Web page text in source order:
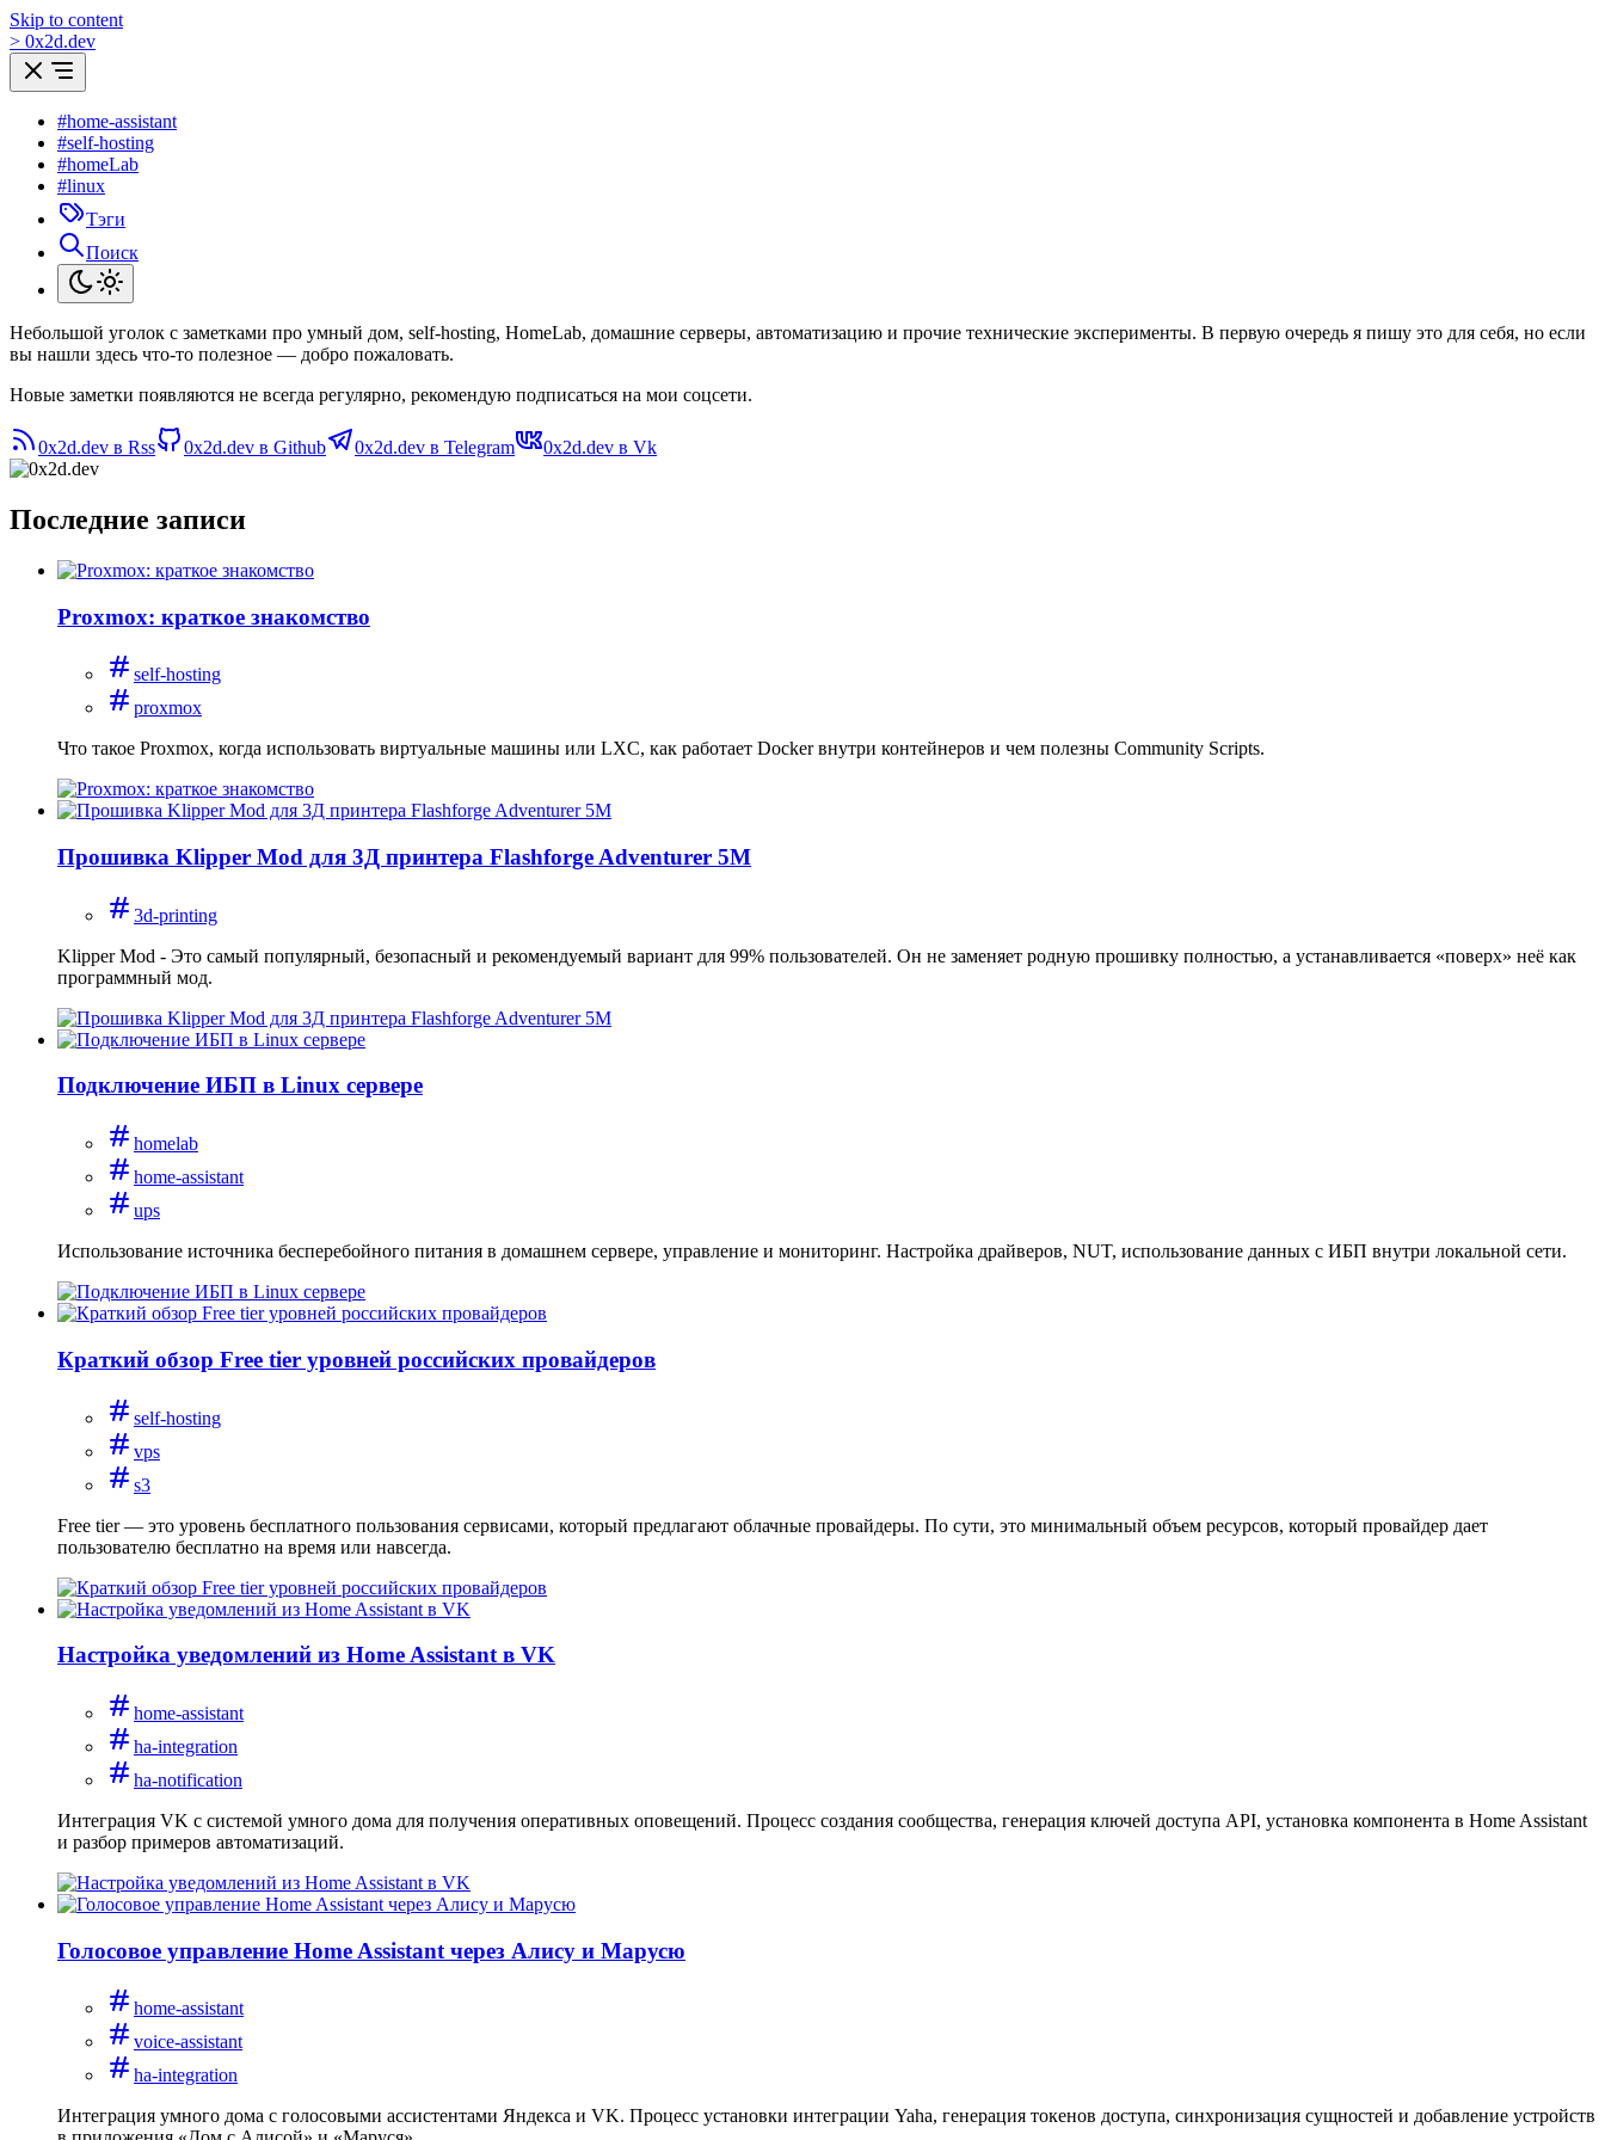
Skip to content
> 0x2d.dev
#home-assistant
#self-hosting
#homeLab
#linux
Тэги
Поиск
Небольшой уголок с заметками про умный дом, self-hosting, HomeLab, домашние серверы, автоматизацию и прочие технические эксперименты. В первую очередь я пишу это для себя, но если
вы нашли здесь что-то полезное — добро пожаловать.
Новые заметки появляются не всегда регулярно, рекомендую подписаться на мои соцсети.
0x2d.dev в Rss 0x2d.dev в Github 0x2d.dev в Telegram 0x2d.dev в Vk
Последние записи
Proxmox: краткое знакомство
self-hosting
proxmox
Что такое Proxmox, когда использовать виртуальные машины или LXC, как работает Docker внутри контейнеров и чем полезны Community Scripts.
Прошивка Klipper Mod для 3Д принтера Flashforge Adventurer 5M
3d-printing
Klipper Mod - Это самый популярный, безопасный и рекомендуемый вариант для 99% пользователей. Он не заменяет родную прошивку полностью, а устанавливается «поверх» неё как
программный мод.
Подключение ИБП в Linux сервере
homelab
home-assistant
ups
Использование источника бесперебойного питания в домашнем сервере, управление и мониторинг. Настройка драйверов, NUT, использование данных с ИБП внутри локальной сети.
Краткий обзор Free tier уровней российских провайдеров
self-hosting
vps
s3
Free tier — это уровень бесплатного пользования сервисами, который предлагают облачные провайдеры. По сути, это минимальный объем ресурсов, который провайдер дает
пользователю бесплатно на время или навсегда.
Настройка уведомлений из Home Assistant в VK
home-assistant
ha-integration
ha-notification
Интеграция VK с системой умного дома для получения оперативных оповещений. Процесс создания сообщества, генерация ключей доступа API, установка компонента в Home Assistant
и разбор примеров автоматизаций.
Голосовое управление Home Assistant через Алису и Марусю
home-assistant
voice-assistant
ha-integration
Интеграция умного дома с голосовыми ассистентами Яндекса и VK. Процесс установки интеграции Yaha, генерация токенов доступа, синхронизация сущностей и добавление устройств